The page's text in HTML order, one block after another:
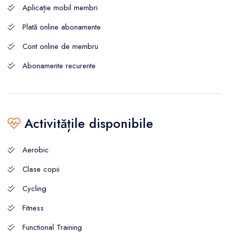
Aplicație mobil membri
Plată online abonamente
Cont online de membru
Abonamente recurente
Activitățile disponibile
Aerobic
Clase copii
Cycling
Fitness
Functional Training